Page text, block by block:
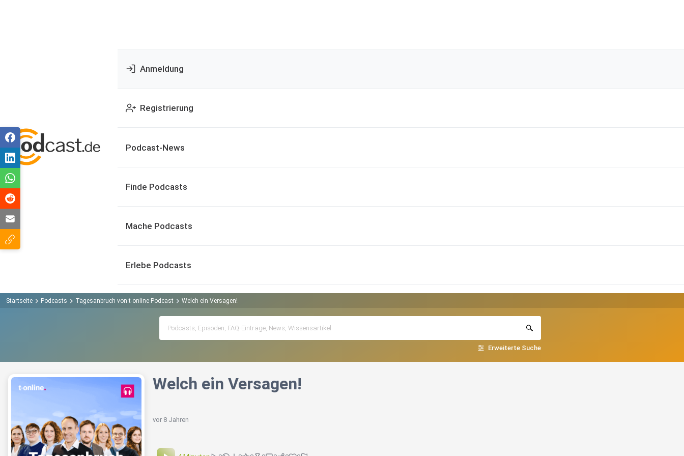
Anmeldung
Registrierung
Podcast-News
Finde Podcasts
Mache Podcasts
Erlebe Podcasts
Startseite Podcasts Tagesanbruch von t-online Podcast Welch ein Versagen!
Erweiterte Suche
Welch ein Versagen!
vor 8 Jahren